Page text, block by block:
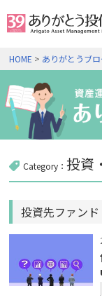
HOME > ありがとうブ
Category：投資
投資先ファン